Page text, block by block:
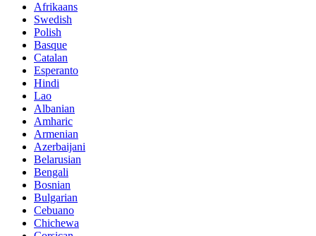
Afrikaans
Swedish
Polish
Basque
Catalan
Esperanto
Hindi
Lao
Albanian
Amharic
Armenian
Azerbaijani
Belarusian
Bengali
Bosnian
Bulgarian
Cebuano
Chichewa